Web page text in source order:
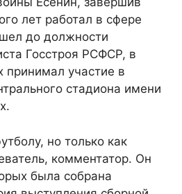
лет работал в сфере
до должности
Госстроя РСФСР, в
принимал участие в
стадиона имени
но только как
комментатор. Он
была собрана